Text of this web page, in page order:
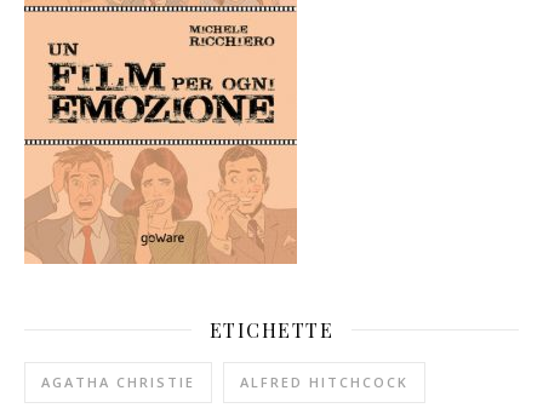
ETICHETTE
AGATHA CHRISTIE ALFRED HITCHCOCK